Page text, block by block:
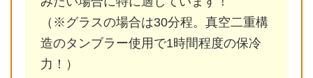
（※グラスの場合は30分程。真空二重構
造のタンブラー使用で1時間程度の保冷
力！）